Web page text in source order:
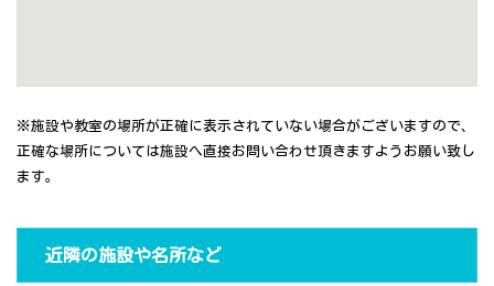
※施設や教室の場所が正確に表示されていない場合がございますので、
正確な場所については施設へ直接お問い合わせ頂きますようお願い致し
ます。
近隣の施設や名所など